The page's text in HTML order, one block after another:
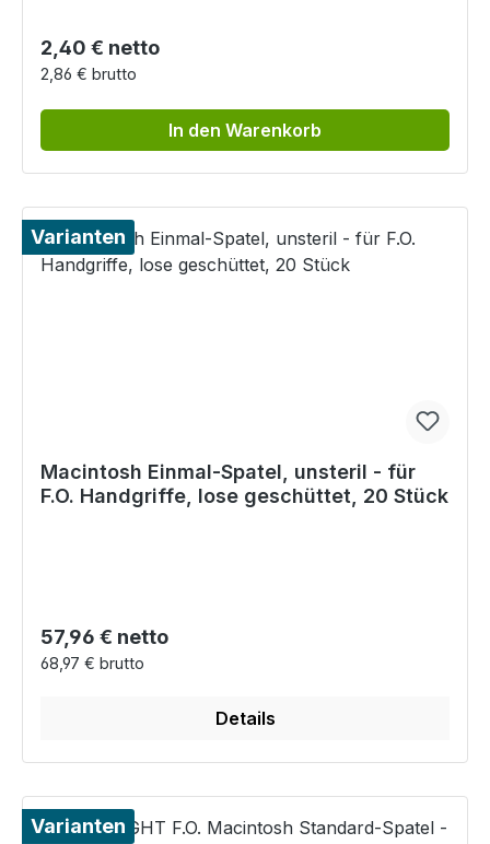
Regulärer Preis:
2,40 € netto
2,86 € brutto
In den Warenkorb
Varianten
Macintosh Einmal-Spatel, unsteril - für
F.O. Handgriffe, lose geschüttet, 20 Stück
Regulärer Preis:
57,96 € netto
68,97 € brutto
Details
Varianten